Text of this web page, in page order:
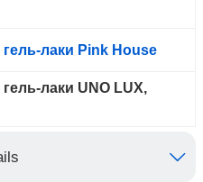
лаки Pink House
лаки UNO LUX,